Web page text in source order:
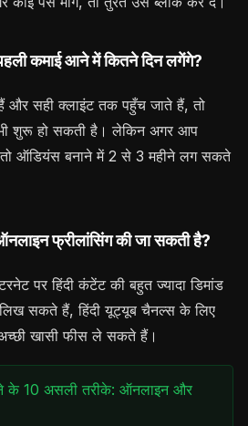
कमाई आने में कितने दिन लगेंगे?
और सही क्लाइंट तक पहुँच जाते हैं, तो
शुरू हो सकती है। लेकिन अगर आप
तो ऑडियंस बनाने में 2 से 3 महीने लग सकते
फ्रीलांसिंग की जा सकती है?
पर हिंदी कंटेंट की बहुत ज्यादा डिमांड
लिख सकते हैं, हिंदी यूट्यूब चैनल्स के लिए
खासी फीस ले सकते हैं।
के 10 असली तरीके: ऑनलाइन और